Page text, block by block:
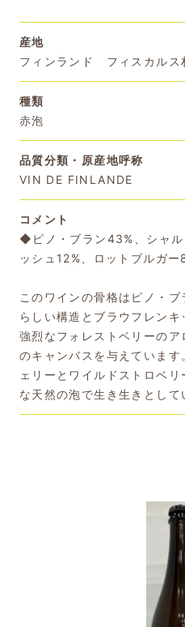
産地
フィンランド フィスカルス
種類
赤泡
品質分類・原産地呼称
VIN DE FINLANDE
コメント
◆ピノ・ブラン43%、シャ
ッシュ12%、ロットブルガー
このワインの骨格はピノ・
らしい構造とブラウフレン
強烈なフォレストベリーの
のキャンバスを与えていま
ェリーとワイルドストロベ
な天然の泡で生き生きとして